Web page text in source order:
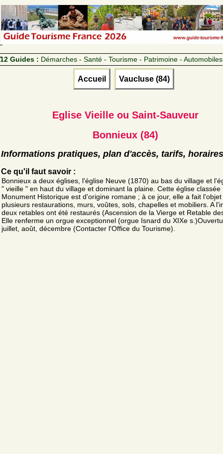
12 Guides : Démarches - Santé - Tourisme - Patrimoine - Automobiles
Accueil Vaucluse (84)
Eglise Vieille ou Saint-Sauveur
Bonnieux (84)
Informations pratiques, plan d'accès, tarifs, horaires
Ce qu'il faut savoir :
Bonnieux a deux églises, l'église Neuve (1870) au bas du village et
" vieille " en haut du village et dominant la plaine. Cette église classée
Monument Historique est d'origine romane ; à ce jour, elle a fait l'objet
plusieurs restaurations, murs, voûtes, sols, chapelles et mobiliers. A
deux retables ont été restaurés (Ascension de la Vierge et Retable
Elle renferme un orgue exceptionnel (orgue Isnard du XIXe
juillet, août, décembre (Contacter l'Office du Tourisme).